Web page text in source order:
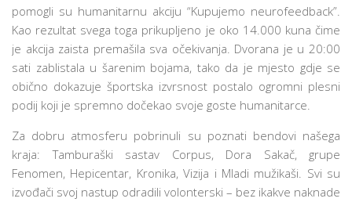
pomogli su humanitarnu akciju “Kupujemo neurofeedback”.
Kao rezultat svega toga prikupljeno je oko 14.000 kuna čime
je akcija zaista premašila sva očekivanja. Dvorana je u 20:00
sati zablistala u šarenim bojama, tako da je mjesto gdje se
obično dokazuje športska izvrsnost postalo ogromni plesni
podij koji je spremno dočekao svoje goste humanitarce.
Za dobru atmosferu pobrinuli su poznati bendovi našega
kraja: Tamburaški sastav Corpus, Dora Sakač, grupe
Fenomen, Hepicentar, Kronika, Vizija i Mladi mužikaši. Svi su
izvođači svoj nastup odradili volonterski – bez ikakve naknade